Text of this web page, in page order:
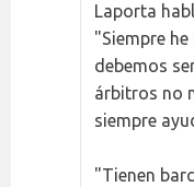
Laporta
"Siempre
debemos
árbitros no
siempre
"Tienen